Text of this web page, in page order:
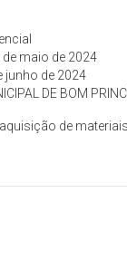
de maio de 2024
junho de 2024
DE BOM
de